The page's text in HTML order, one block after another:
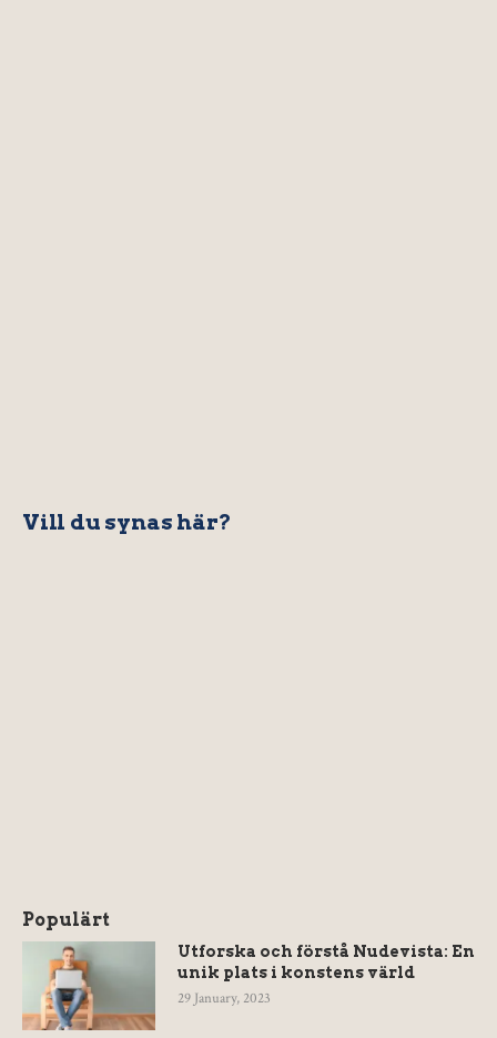
Vill du synas här?
Populärt
Utforska och förstå Nudevista: En
unik plats i konstens värld
29 January, 2023